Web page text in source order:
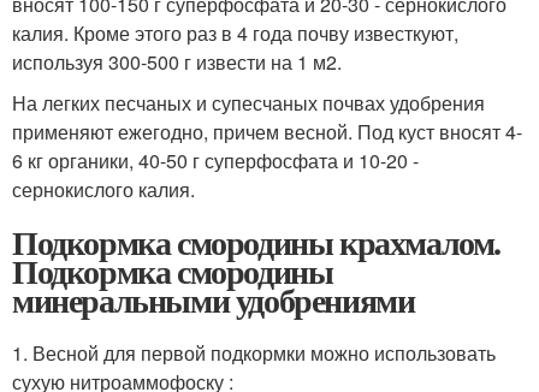
калия. Кроме этого раз в 4 года почву известкуют,
используя 300-500 г извести на 1 м2.
На легких песчаных и супесчаных почвах удобрения
применяют ежегодно, причем весной. Под куст вносят 4-
6 кг органики, 40-50 г суперфосфата и 10-20 -
сернокислого калия.
Подкормка смородины крахмалом.
Подкормка смородины
минеральными удобрениями
1. Весной для первой подкормки можно использовать
сухую нитроаммофоску :